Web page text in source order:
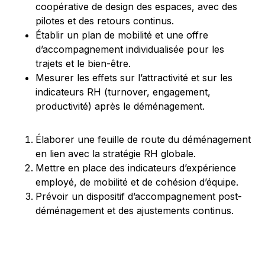
coopérative de design des espaces, avec des
pilotes et des retours continus.
Établir un plan de mobilité et une offre
d’accompagnement individualisée pour les
trajets et le bien-être.
Mesurer les effets sur l’attractivité et sur les
indicateurs RH (turnover, engagement,
productivité) après le déménagement.
Élaborer une feuille de route du déménagement
en lien avec la stratégie RH globale.
Mettre en place des indicateurs d’expérience
employé, de mobilité et de cohésion d’équipe.
Prévoir un dispositif d’accompagnement post-
déménagement et des ajustements continus.